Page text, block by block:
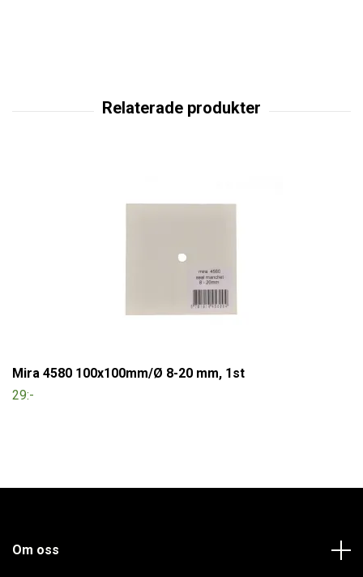
Mira 4580 100x100mm/Ø 8-20 mm, 1st
29:-
Om oss